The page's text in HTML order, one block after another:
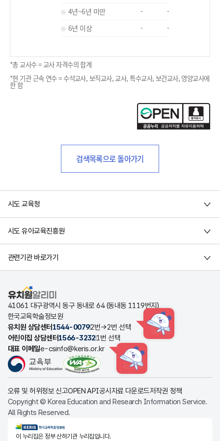
4년~6년 미만
-
-
6년 이상
- -
*총 교사수 = 교사 자격수의 합계
*현 기관 근속 연수 = 수석교사, 보직교사, 교사, 특수교사, 보건교사, 영양교사에
한 함
검색목록으로 돌아가기
시도 교육청
시도 유아교육진흥원
관련기관 바로가기
유치원알리미
41061 대구광역시 동구 동내로 64 (동내동 1119번지)
한국교육학술정보원
유치원 상담센터 1544-00792번→2번 선택 HINT
어린이집 상담센터1566-32321번 선택
대표 이메일e-csinfo@keris.or.kr
HINT
오류 및 허위정보 신고OPEN API공시자료 다운로드저작권 정책
Copyright © Korea Education and Research Information Service.
All Rights Reserved.
KERIS한국교육학술정보원
이 누리집은 정부 산하기관 누리집입니다.